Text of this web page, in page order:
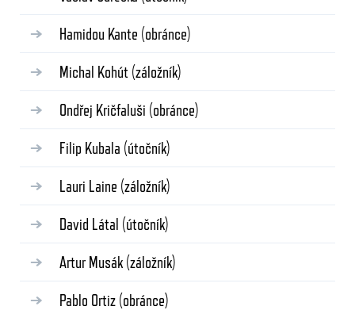
Hamidou Kante (obránce)
Michal Kohút (záložník)
Ondřej Kričfaluši (obránce)
Filip Kubala (útočník)
Lauri Laine (záložník)
David Látal (útočník)
Artur Musák (záložník)
Pablo Ortiz (obránce)